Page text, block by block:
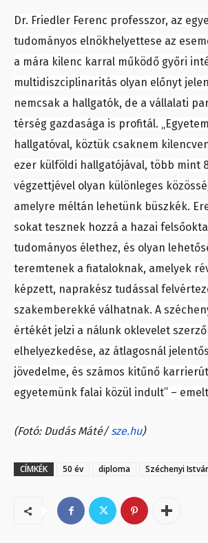
Dr. Friedler Ferenc professzor, az
tudományos elnökhelyettese az
a mára kilenc karral működő győri
multidiszciplinaritás olyan előnyt
nemcsak a hallgatók, de a vállalati
térség gazdasága is profitál.
hallgatóval, köztük csaknem
ezer külföldi hallgatójával, több mint
végzettjével olyan különleges
amelyre méltán lehetünk büszkék.
sokat tesznek hozzá a hazai
tudományos élethez, és olyan
teremtenek a fiataloknak, amelyek
képzett, naprakész tudással
szakemberekké válhatnak. A
értékét jelzi a nálunk oklevelet
elhelyezkedése, az átlagosnál
jövedelme, és számos kitűnő
egyetemünk falai közül indult” –
(Fotó: Dudás Máté/sze.hu)
CÍMKÉK 50 év diploma Széchenyi